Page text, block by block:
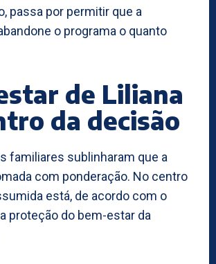
passa por permitir que a
o programa o quanto
de Liliana
da decisão
familiares sublinharam que a
com ponderação. No centro
está, de acordo com o
proteção do bem-estar da